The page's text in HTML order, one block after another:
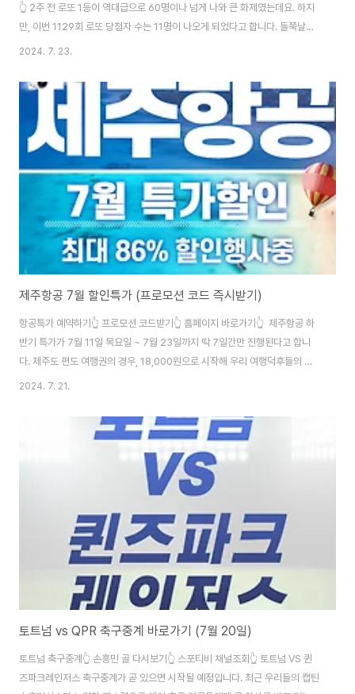
👆 2주 전 로또 1등이 역대급으로 60명이나 넘게 나와 큰 화제였는데요. 하지
만, 이번 1129회 로또 당첨자 수는 11명이 나오게 되었다고 합니다. 들쭉날쭉
한 이 결과를 보고 저를 포함한 많은 로또인구들이 황당한 반응을 보였는데요.
강력수를 뽑아봤는데요. 위의 내용 보시면,다음 주 강력수를 포함해 로또 1등
명당자리에 대한 정보도 같이 공유해 드렸으니 확인해 보시면 되겠습니다.
2024. 7. 23.
제주항공 7월 할인특가 (프로모션 코드 즉시받기)
항공특가 예약하기👆 프로모션 코드받기👆 홈페이지 바로가기👆 제주항공 하
반기 특가가 7월 11일 목요일 ~ 7월 23일까지 딱 7일간만 진행된다고 합니
다. 제주도 편도 여행권의 경우, 18,000원으로 시작해 우리 여행덕후들의 마
음을 설레게 하였는데요. 여행경비도 절감시키고, 국내뿐만 아니라 일본, 동남
살펴보셔서 제주 특가항공권이 다 소진되기전 빨리 예약을 서둘러주시길 바랍
2024. 7. 21.
토트넘 vs QPR 축구중계 바로가기 (7월 20일)
토트넘 축구중계👆 손흥민 골 다시보기👆 스포티비 채널조회👆 토트넘 VS 퀸
즈파크레인저스 축구중계가 곧 있으면 시작될 예정입니다. 최근 우리들의 캡틴